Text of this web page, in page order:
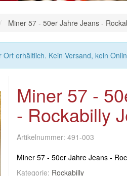
Miner 57 - 50er Jahre Jeans -
erhältlich. Kein Versand, kein
Miner 57 -
- Rockabilly
Artikelnummer: 491-003
Miner 57 - 50er Jahre Jeans -
Kategorie: Rockabilly